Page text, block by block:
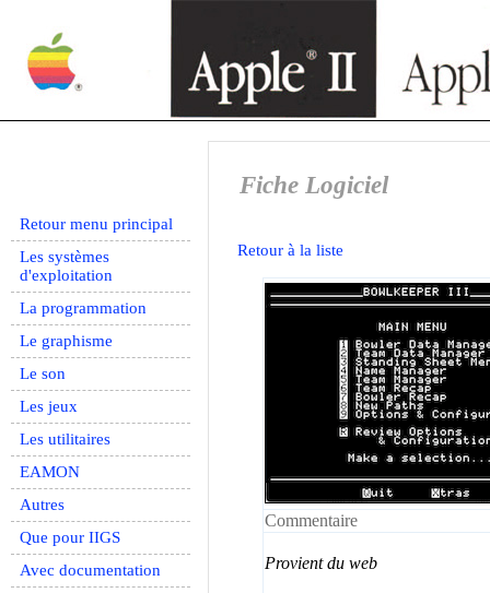
Retour menu principal
Les systèmes
d'exploitation
La programmation
Le graphisme
Le son
Les jeux
Les utilitaires
EAMON
Autres
Que pour IIGS
Avec documentation
Fiche Logiciel
Retour à la liste
Commentaire
Provient du web